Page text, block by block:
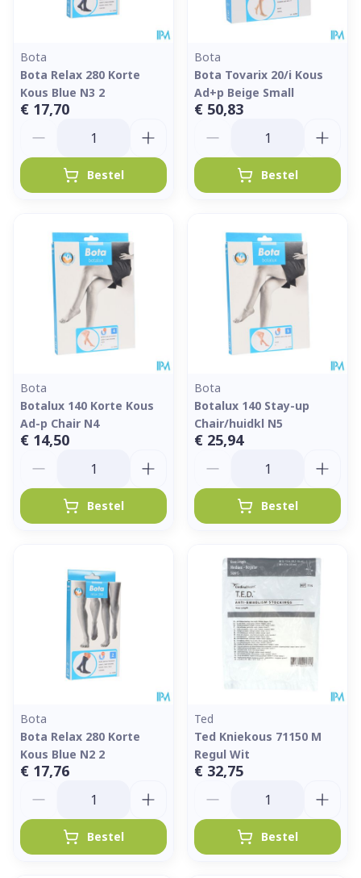
Bota
Bota Relax 280 Korte
Kous Blue N3 2
€ 17,70
Bestel
Bota
Bota Tovarix 20/i Kous
Ad+p Beige Small
€ 50,83
Bestel
Bota
Botalux 140 Korte Kous
Ad-p Chair N4
€ 14,50
Bestel
Bota
Botalux 140 Stay-up
Chair/huidkl N5
€ 25,94
Bestel
Bota
Bota Relax 280 Korte
Kous Blue N2 2
€ 17,76
Bestel
Ted
Ted Kniekous 71150 M
Regul Wit
€ 32,75
Bestel